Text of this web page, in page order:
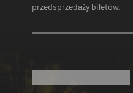
przedsprzedaży biletów.